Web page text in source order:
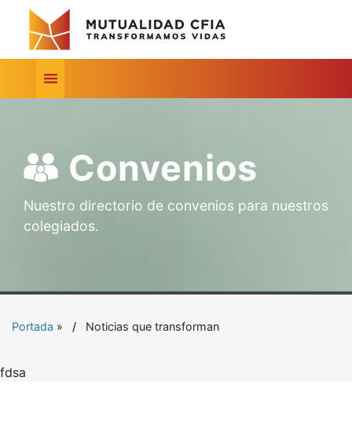
Convenios
Nuestro directorio de convenios para nuestros
colegiados.
Portada » Noticias que transforman
fdsa